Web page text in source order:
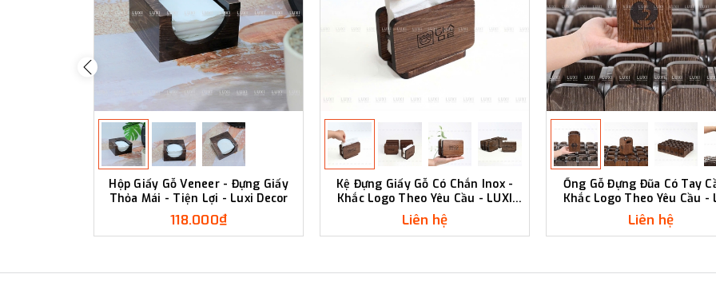
Hộp Giấy Gỗ Veneer - Đựng Giấy
Thỏa Mái - Tiện Lợi - Luxi Decor
118.000₫
Kệ Đựng Giấy Gỗ Có Chắn Inox -
Khắc Logo Theo Yêu Cầu - LUXI
DECOR
Liên hệ
Ống Gỗ Đựng Đũa Có Tay
Khắc Logo Theo Yêu Cầu -
DECOR
Liên hệ